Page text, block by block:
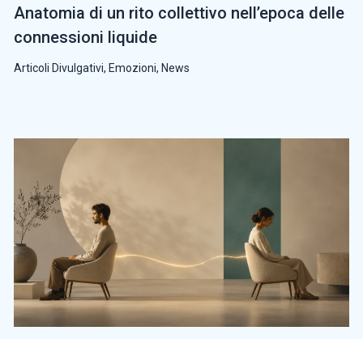
Anatomia di un rito collettivo nell’epoca delle
connessioni liquide
Articoli Divulgativi, Emozioni, News